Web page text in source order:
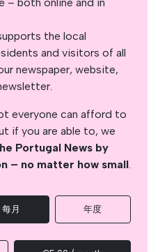
the local
and visitors of all
newspaper, website,
everyone can afford to
if you are able to, we
Portugal News by
– no matter how small
每月 年度